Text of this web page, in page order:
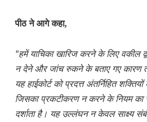
पीठ ने आगे कहा,
"हमें याचिका खारिज करने के लिए वकील
न देने और जांच रुकने के बताए गए कारण
यह हाईकोर्ट को प्रदत्त अंतर्निहित शक्तियों
जिसका प्रकटीकरण न करने के नियम का
दर्शाता है। यह उल्लंघन न केवल साक्ष्य